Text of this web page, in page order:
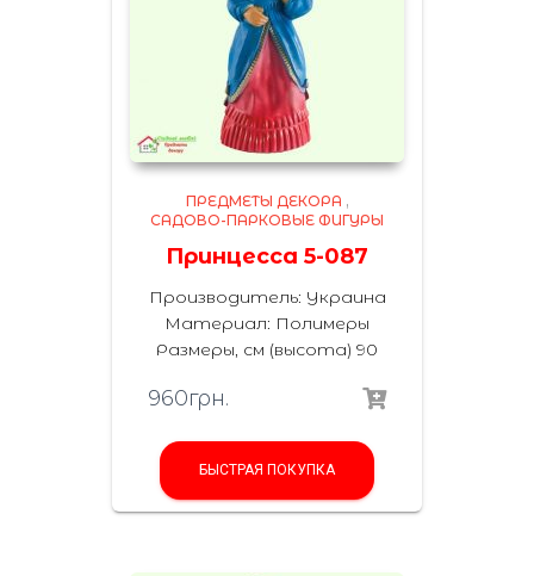
ПРЕДМЕТЫ ДЕКОРА ,
САДОВО-ПАРКОВЫЕ ФИГУРЫ
Принцесса 5-087
Производитель: Украина
Материал: Полимеры
Размеры, см (высота) 90
960грн.
БЫСТРАЯ ПОКУПКА